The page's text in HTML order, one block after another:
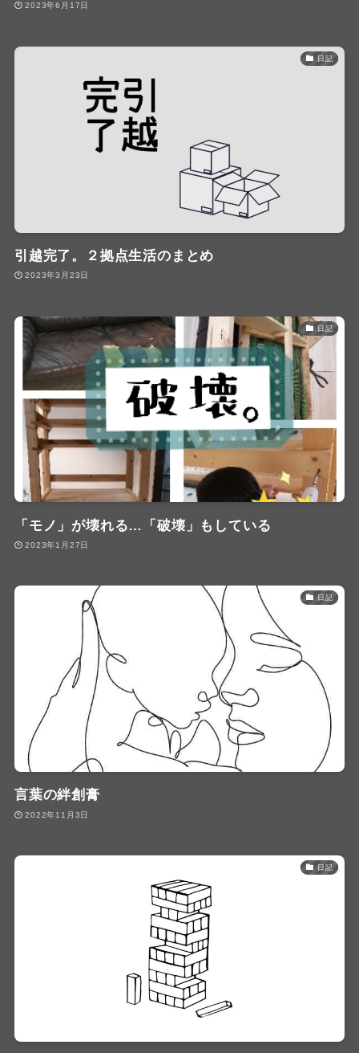
2023年6月17日
日記
引越完了。２拠点生活のまとめ
2023年3月23日
日記
「モノ」が壊れる…「破壊」もしている
2023年1月27日
日記
言葉の絆創膏
2022年11月3日
日記